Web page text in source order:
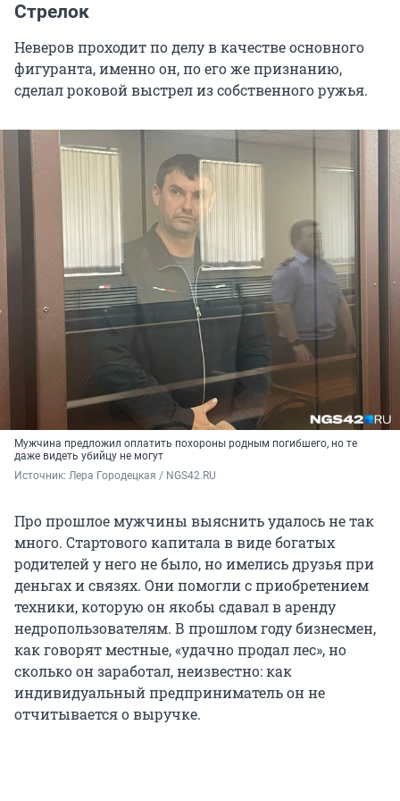
Стрелок
Неверов проходит по делу в качестве основного
фигуранта, именно он, по его же признанию,
сделал роковой выстрел из собственного ружья.
Мужчина предложил оплатить похороны родным погибшего, но те
даже видеть убийцу не могут
Источник: Лера Городецкая / NGS42.RU
Про прошлое мужчины выяснить удалось не так
много. Стартового капитала в виде богатых
родителей у него не было, но имелись друзья при
деньгах и связях. Они помогли с приобретением
техники, которую он якобы сдавал в аренду
недропользователям. В прошлом году бизнесмен,
как говорят местные, «удачно продал лес», но
сколько он заработал, неизвестно: как
индивидуальный предприниматель он не
отчитывается о выручке.